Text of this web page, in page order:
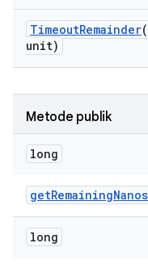
TimeoutRemainder
unit)
Metode publik
long
getRemainingNanos
long